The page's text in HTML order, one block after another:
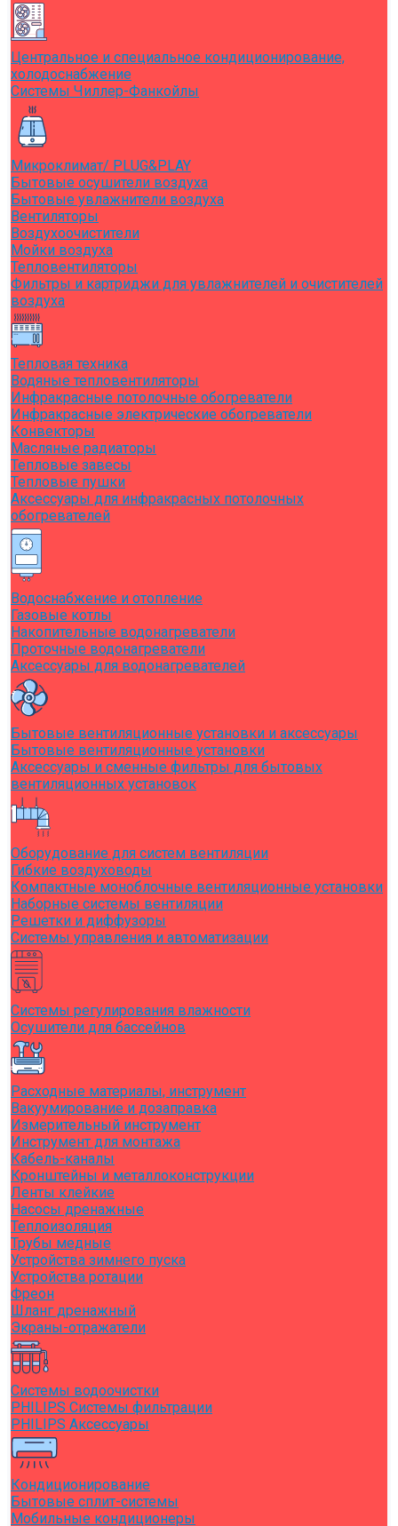
Центральное и специальное кондиционирование,
холодоснабжение
Системы Чиллер-Фанкойлы
Микроклимат/ PLUG&PLAY
Бытовые осушители воздуха
Бытовые увлажнители воздуха
Вентиляторы
Воздухоочистители
Мойки воздуха
Тепловентиляторы
Фильтры и картриджи для увлажнителей и очистителей
воздуха
Тепловая техника
Водяные тепловентиляторы
Инфракрасные потолочные обогреватели
Инфракрасные электрические обогреватели
Конвекторы
Масляные радиаторы
Тепловые завесы
Тепловые пушки
Аксессуары для инфракрасных потолочных
обогревателей
Водоснабжение и отопление
Газовые котлы
Накопительные водонагреватели
Проточные водонагреватели
Аксессуары для водонагревателей
Бытовые вентиляционные установки и аксессуары
Бытовые вентиляционные установки
Аксессуары и сменные фильтры для бытовых
вентиляционных установок
Оборудование для систем вентиляции
Гибкие воздуховоды
Компактные моноблочные вентиляционные установки
Наборные системы вентиляции
Решетки и диффузоры
Системы управления и автоматизации
Системы регулирования влажности
Осушители для бассейнов
Расходные материалы, инструмент
Вакуумирование и дозаправка
Измерительный инструмент
Инструмент для монтажа
Кабель-каналы
Кронштейны и металлоконструкции
Ленты клейкие
Насосы дренажные
Теплоизоляция
Трубы медные
Устройства зимнего пуска
Устройства ротации
Фреон
Шланг дренажный
Экраны-отражатели
Системы водоочистки
PHILIPS Системы фильтрации
PHILIPS Аксессуары
Кондиционирование
Бытовые сплит-системы
Мобильные кондиционеры